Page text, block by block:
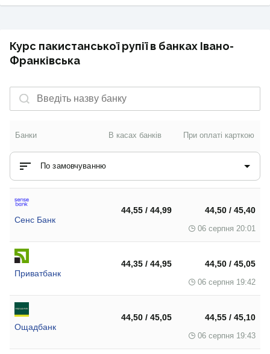
Курс пакистанської рупії в банках Івано-
Франківська
Банки В касах банків При оплаті карткою
По замовчуванню
Сенс Банк
44,55 / 44,99 44,50 / 45,40
06 серпня 20:01
Приватбанк
44,35 / 44,95 44,50 / 45,05
06 серпня 19:42
Ощадбанк
44,50 / 45,05 44,55 / 45,10
06 серпня 19:43